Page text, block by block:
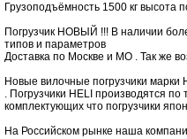
Грузоподъёмность 1500 кг высота
Погрузчик НОВЫЙ !!! В наличии
типов и параметров
Доставка по Москве и МО . Так же
Новые вилочные погрузчики марки
. Погрузчики HELI производятся по
комплектующих что погрузчики
На Российском рынке наша